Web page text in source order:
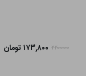
۲۲۰۰۰۰ ۱۷۳,۸۰۰ تومان